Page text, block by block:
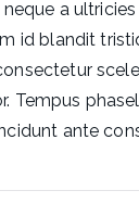
a
id blandit
Tempus
ante